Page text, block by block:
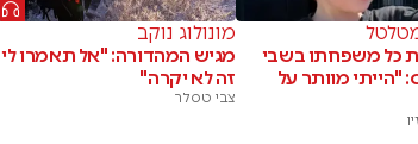
כל משפחתו בשבי
מוותר על
מונולוג נוקב
מגיש המהדורה: "אל תאמרו לי
זה לא יקרה"
צבי טסלר